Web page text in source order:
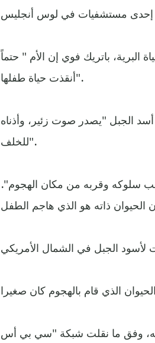
البرية، باتريك فوي إن الأم " حتماً
أنقذت حياة طفلها".
الجبل "يصدر صوت زئير، وأذناه
للخلف".
سلوكه وقربه من مكان الهجوم".
وفق ما نقلت شبكة "سي بي أس